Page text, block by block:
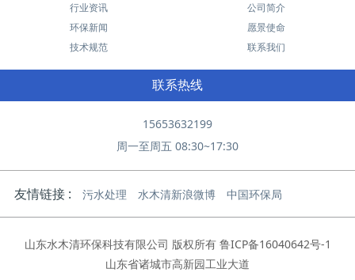
行业资讯
环保新闻
技术规范
公司简介
愿景使命
联系我们
联系热线
15653632199
周一至周五 08:30~17:30
友情链接 : 污水处理 水木清新浪微博 中国环保局
山东水木清环保科技有限公司 版权所有 鲁ICP备16040642号-1
山东省诸城市高新园工业大道